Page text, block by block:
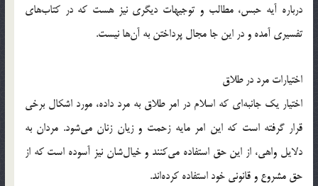
درباره آیه حبس، مطالب و توجیهات دیگری نیز هست که در کتاب‌ها‌ی‌
تفسیری آمده و در این جا مجال پرداختن به آن‌ها نیست.
اختیارات مرد در طلاق
اختیار یک جانبه‌ای که اسلام در امر طلاق به مرد داده، مورد اشکال برخی
قرار گرفته است که این امر مایه زحمت و زیان زنان می‌شود. مردان به
دلایل واهی، از این حق استفاده می‌کنند و خیال‌شان نیز آسوده است که از
حق مشروع و قانونی خود استفاده کرده‌اند.